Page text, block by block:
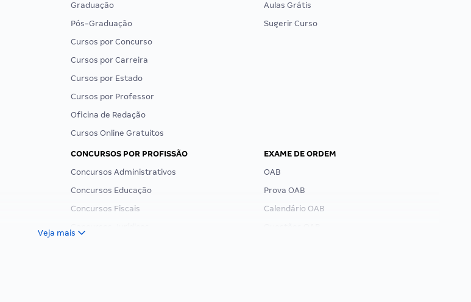
Graduação
Pós-Graduação
Cursos por Concurso
Cursos por Carreira
Cursos por Estado
Cursos por Professor
Oficina de Redação
Cursos Online Gratuitos
Aulas Grátis
Sugerir Curso
CONCURSOS POR PROFISSÃO
Concursos Administrativos
Concursos Educação
Concursos Fiscais
EXAME DE ORDEM
OAB
Prova OAB
Calendário OAB
Veja mais